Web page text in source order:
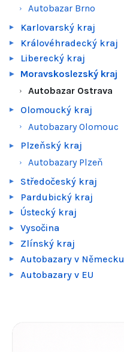
Autobazar Brno
Karlovarský kraj
Královéhradecký kraj
Liberecký kraj
Moravskoslezský kraj
Autobazar Ostrava
Olomoucký kraj
Autobazary Olomouc
Plzeňský kraj
Autobazary Plzeň
Středočeský kraj
Pardubický kraj
Ústecký kraj
Vysočina
Zlínský kraj
Autobazary v Německu
Autobazary v EU